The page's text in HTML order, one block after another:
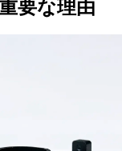
要な理由